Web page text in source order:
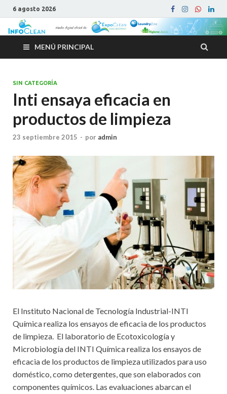
6 agosto 2026
MENÚ PRINCIPAL
SIN CATEGORÍA
Inti ensaya eficacia en
productos de limpieza
23 septiembre 2015 - por admin
El Instituto Nacional de Tecnología Industrial-INTI
Química realiza los ensayos de eficacia de los productos
de limpieza. El laboratorio de Ecotoxicología y
Microbiología del INTI Química realiza los ensayos de
eficacia de los productos de limpieza utilizados para uso
doméstico, como detergentes, que son elaborados con
componentes químicos. Las evaluaciones abarcan el